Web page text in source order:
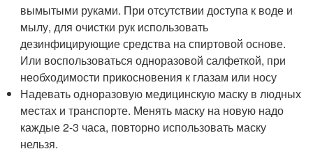
вымытыми руками. При отсутствии доступа к воде и
мылу, для очистки рук использовать
дезинфицирующие средства на спиртовой основе.
Или воспользоваться одноразовой салфеткой, при
необходимости прикосновения к глазам или носу
Надевать одноразовую медицинскую маску в людных
местах и транспорте. Менять маску на новую надо
каждые 2-3 часа, повторно использовать маску
нельзя.